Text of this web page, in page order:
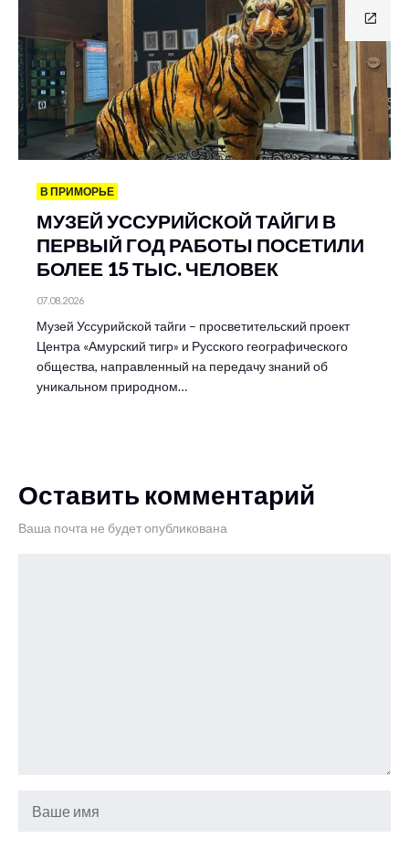
В ПРИМОРЬЕ
МУЗЕЙ УССУРИЙСКОЙ ТАЙГИ В
ПЕРВЫЙ ГОД РАБОТЫ ПОСЕТИЛИ
БОЛЕЕ 15 ТЫС. ЧЕЛОВЕК
07.08.2026
Музей Уссурийской тайги – просветительский проект
Центра «Амурский тигр» и Русского географического
общества, направленный на передачу знаний об
уникальном природном…
Оставить комментарий
Ваша почта не будет опубликована